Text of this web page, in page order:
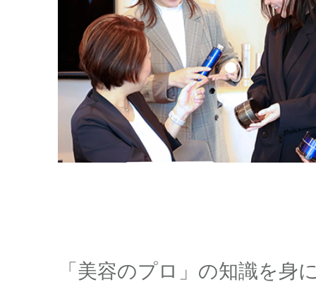
「美容のプロ」の知識を身